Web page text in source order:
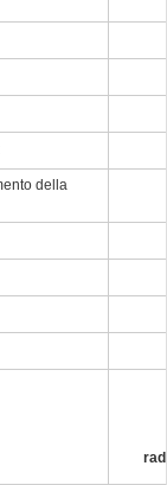
della